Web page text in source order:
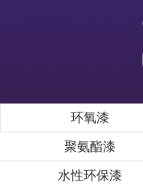
环氧漆
聚氨酯漆
水性环保漆